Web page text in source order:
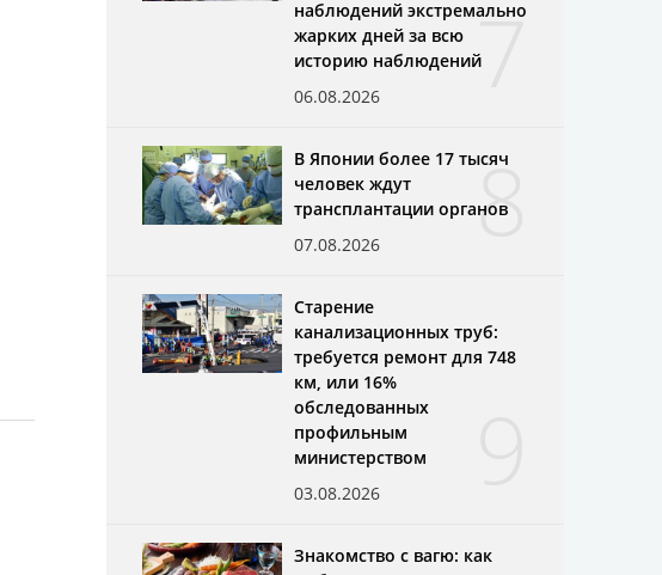
7
наблюдений экстремально
жарких дней за всю
историю наблюдений
06.08.2026
8
В Японии более 17 тысяч
человек ждут
трансплантации органов
07.08.2026
Старение
канализационных труб:
требуется ремонт для 748
км, или 16%
обследованных
профильным
министерством
03.08.2026
Знакомство с вагю: как